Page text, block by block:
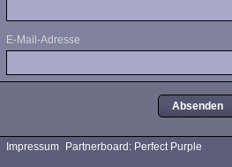
E-Mail-Adresse
Impressum Partnerboard: Perfect Purple